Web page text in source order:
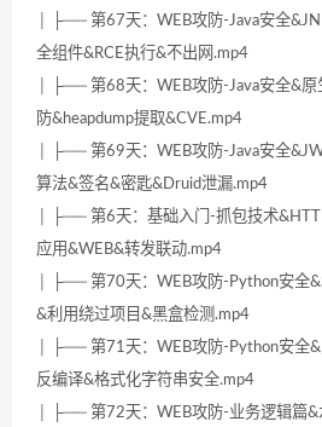
│ ├── 第67天：WEB攻防-Java安全
全组件&RCE执行&不出网.mp4
│ ├── 第68天：WEB攻防-Java安全&
防&heapdump提取&CVE.mp4
│ ├── 第69天：WEB攻防-Java安全
算法&签名&密匙&Druid泄漏.mp4
│ ├── 第6天：基础入门-抓包技术
应用&WEB&转发联动.mp4
│ ├── 第70天：WEB攻防-Python安全
&利用绕过项目&黑盒检测.mp4
│ ├── 第71天：WEB攻防-Python安全
反编译&格式化字符串安全.mp4
│ ├── 第72天：WEB攻防-业务逻辑篇